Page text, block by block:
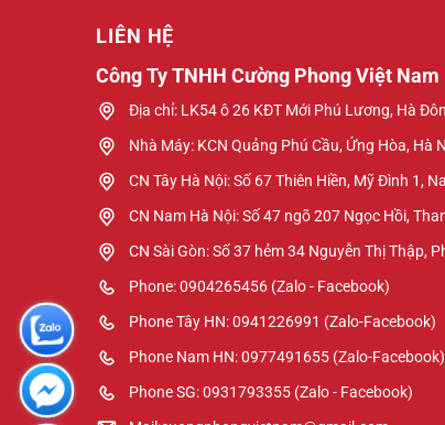
LIÊN HỆ
Công Ty TNHH Cường Phong Việt Nam
Địa chỉ: LK54 ô 26 KĐT Mới Phú Lương, Hà
Nhà Máy: KCN Quảng Phú Cầu, Ứng Hòa, Hà
CN Tây Hà Nội: Số 67 Thiên Hiền, Mỹ Đình 1,
CN Nam Hà Nội: Số 47 ngõ 207 Ngọc Hồi,
CN Sài Gòn: Số 37 hẻm 34 Nguyễn Thị Thập,
Phone: 0904265456 (Zalo - Facebook)
Phone Tây HN: 0941226991 (Zalo-Facebook)
Phone Nam HN: 0977491655 (Zalo-Facebook)
Phone SG: 0931793355 (Zalo - Facebook)